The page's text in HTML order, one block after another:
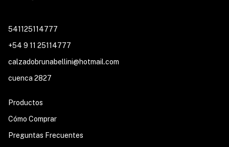
541125114777
+54 9 11 25114777
calzadobrunabellini@hotmail.com
cuenca 2827
Productos
Cómo Comprar
Preguntas Frecuentes